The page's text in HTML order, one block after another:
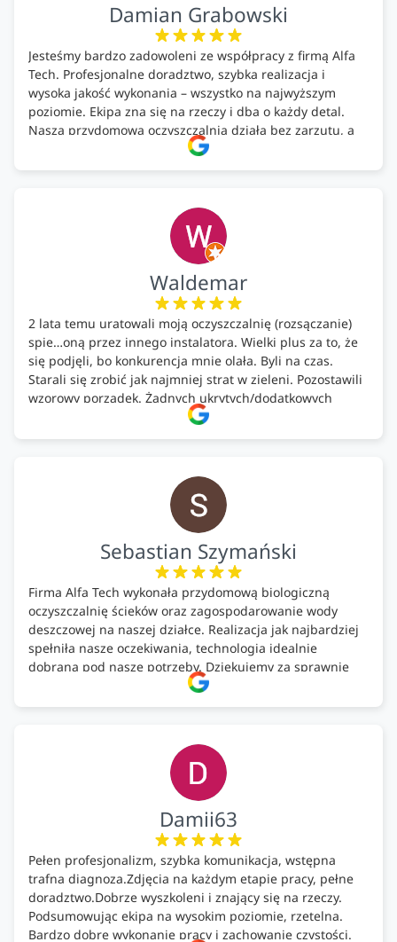
Damian Grabowski
Jesteśmy bardzo zadowoleni ze współpracy z firmą Alfa
Tech. Profesjonalne doradztwo, szybka realizacja i
wysoka jakość wykonania – wszystko na najwyższym
poziomie. Ekipa zna się na rzeczy i dba o każdy detal.
Nasza przydomowa oczyszczalnia działa bez zarzutu, a
całość została wykonana zgodnie z terminem i
ustaleniami. Z czystym sumieniem polecamy Alfa Tech
ekologicznych rozwiązań!🍀
Waldemar
2 lata temu uratowali moją oczyszczalnię (rozsączanie)
spie…oną przez innego instalatora. Wielki plus za to, że
się podjęli, bo konkurencja mnie olała. Byli na czas.
Starali się zrobić jak najmniej strat w zieleni. Pozostawili
wzorowy porządek. Żadnych ukrytych/dodatkowych
kosztów. Zaskoczenie. Kontakt bardzo OK. Obsługa
pomontażowa również OK. A ich środki do oczyszczalni –
Sebastian Szymański
Firma Alfa Tech wykonała przydomową biologiczną
oczyszczalnię ścieków oraz zagospodarowanie wody
deszczowej na naszej działce. Realizacja jak najbardziej
spełniła nasze oczekiwania, technologia idealnie
dobrana pod nasze potrzeby. Dziękujemy za sprawnie
wykonany montaż w świetnej atmosferze! Polecam!
Damii63
Pełen profesjonalizm, szybka komunikacja, wstępna
trafna diagnoza.Zdjęcia na każdym etapie pracy, pełne
doradztwo.Dobrze wyszkoleni i znający się na rzeczy.
Podsumowując ekipa na wysokim poziomie, rzetelna.
Bardzo dobre wykonanie pracy i zachowanie czystości.